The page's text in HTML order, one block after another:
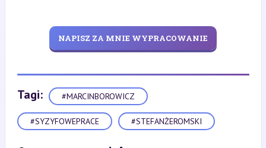
NAPISZ ZA MNIE WYPRACOWANIE
Tagi: #MARCINBOROWICZ
#SYZYFOWEPRACE #STEFANŻEROMSKI